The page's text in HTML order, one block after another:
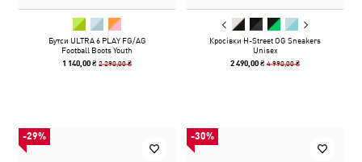
Бутси ULTRA 6 PLAY FG/AG
Football Boots Youth
1 140,00 ₴2 290,00 ₴
Кросівки H-Street OG Sneakers
Unisex
2 490,00 ₴4 990,00 ₴
-29% -30%